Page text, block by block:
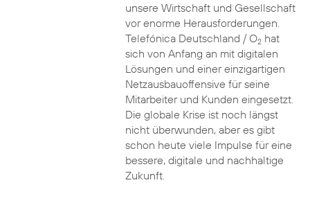
unsere Wirtschaft und Gesellschaft
vor enorme Herausforderungen.
Telefónica Deutschland / O2hat
sich von Anfang an mit digitalen
Lösungen und einer einzigartigen
Netzausbauoffensive für seine
Mitarbeiter und Kunden eingesetzt.
Die globale Krise ist noch längst
nicht überwunden, aber es gibt
schon heute viele Impulse für eine
bessere, digitale und nachhaltige
Zukunft.